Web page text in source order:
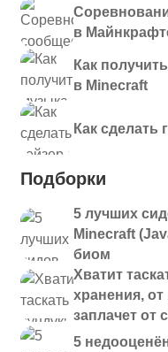
в
Как
в Minecraft
Как сделать
Подборки
5 лучших
Minecraft
биом
Хватит
хранения,
заплачет от
5